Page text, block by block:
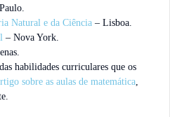
Natural e da Ciência – Lisboa.
– Nova York.
habilidades curriculares que os
sobre as aulas de matemática,